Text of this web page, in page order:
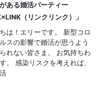
ある婚活パーティー
（リンクリンク）」
は！エリーです。 新型コロ
スの影響で婚活が思うよう
れない皆さま。 お気持ちわ
。 感染リスクを考えれば、